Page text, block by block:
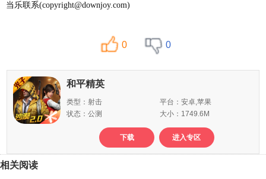
当乐联系(copyright@downjoy.com)
0 0
和平精英
类型：射击
平台：安卓,苹果
状态：公测
大小：1749.6M
下载 进入专区
相关阅读